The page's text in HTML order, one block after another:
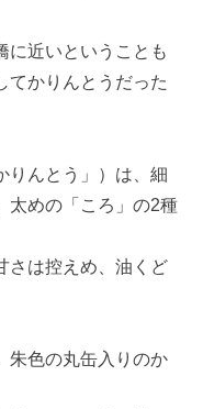
に近いということも
てかりんとうだった
りんとう」）は、細
太めの「ころ」の2種
さは控えめ、油くど
朱色の丸缶入りのか